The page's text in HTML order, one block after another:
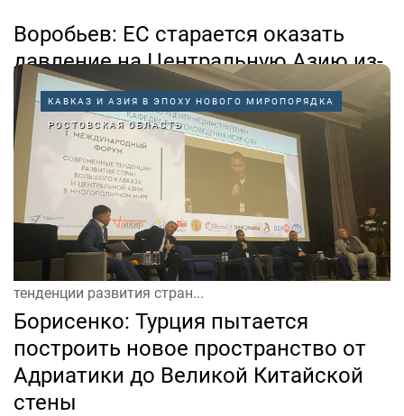
Воробьев: ЕС старается оказать
давление на Центральную Азию из-
за партнерства с РФ
24.10.2025
С начала специальной военной операции подход
Евросоюза к странам Центральной Азии начал
меняться. Теперь представители Запада значительно
чаще приезжают в республики, стремясь навязать им
свои идеи. Об этом на форуме «Современные
тенденции развития стран...
КАВКАЗ И АЗИЯ В ЭПОХУ НОВОГО МИРОПОРЯДКА
РОСТОВСКАЯ ОБЛАСТЬ
Борисенко: Турция пытается
построить новое пространство от
Адриатики до Великой Китайской
стены